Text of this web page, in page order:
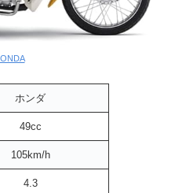
ホンダ
49cc
105km/h
4.3